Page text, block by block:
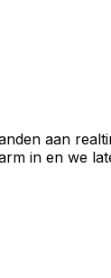
aan
in en we